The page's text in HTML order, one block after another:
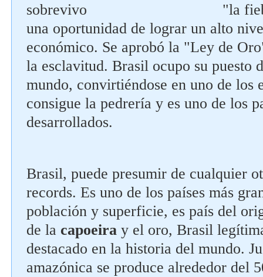
sobrevivo "la fiebre de
una oportunidad de lograr un alto
económico. Se aprobó la "Ley de
la esclavitud. Brasil ocupo su puesto
mundo, convirtiéndose en uno de los
consigue la pedrería y es uno de los
desarrollados.
Brasil, puede presumir de cualquier
records. Es uno de los países más
población y superficie, es país del
de la capoeira y el oro, Brasil
destacado en la historia del mundo.
amazónica se produce alrededor del